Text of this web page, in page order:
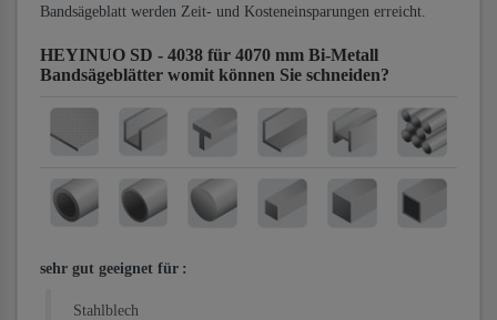
Bandsägeblatt werden Zeit- und Kosteneinsparungen erreicht.
HEYINUO SD - 4038 für 4070 mm Bi-Metall
Bandsägeblätter womit können Sie schneiden?
sehr gut geeignet für :
Stahlblech